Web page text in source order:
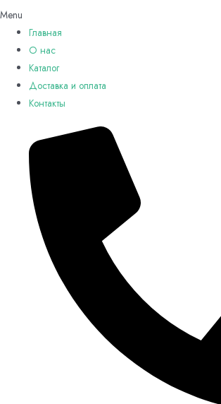
Menu
Главная
О нас
Каталог
Доставка и оплата
Контакты